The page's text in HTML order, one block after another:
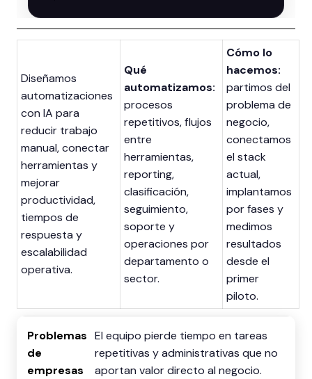
Diseñamos
automatizaciones
con IA para
reducir trabajo
manual, conectar
herramientas y
mejorar
productividad,
tiempos de
respuesta y
escalabilidad
operativa.
Qué
automatizamos:
procesos
repetitivos, flujos
entre
herramientas,
reporting,
clasificación,
seguimiento,
soporte y
operaciones por
departamento o
sector.
Cómo lo
hacemos:
partimos del
problema de
negocio,
conectamos
el stack
actual,
implantamos
por fases y
medimos
resultados
desde el
primer
piloto.
El equipo pierde tiempo en tareas
repetitivas y administrativas que no
aportan valor directo al negocio.